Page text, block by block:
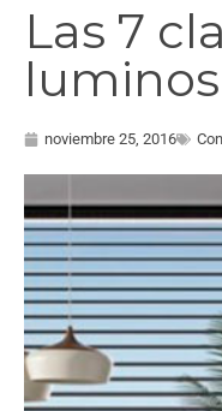
Las 7
noviembre 25, 2016